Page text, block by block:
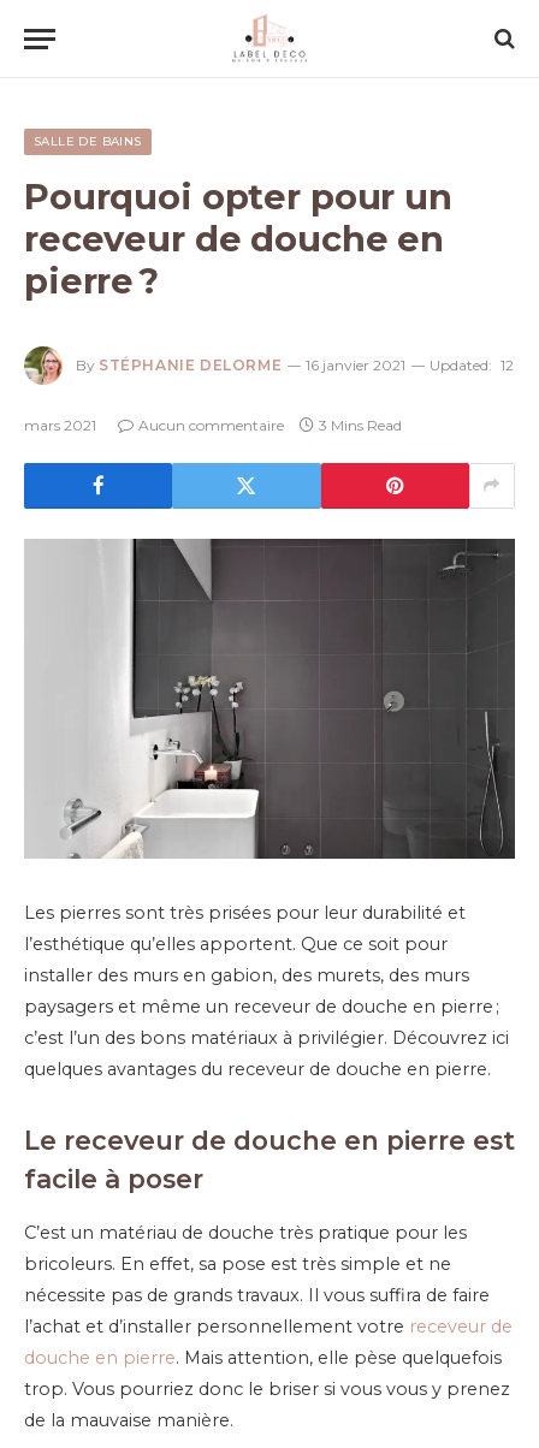
SALLE DE BAINS
Pourquoi opter pour un
receveur de douche en
pierre ?
By STÉPHANIE DELORME 16 janvier 2021 Updated: 12
mars 2021 Aucun commentaire 3 Mins Read
Les pierres sont très prisées pour leur durabilité et
l’esthétique qu’elles apportent. Que ce soit pour
installer des murs en gabion, des murets, des murs
paysagers et même un receveur de douche en pierre ;
c’est l’un des bons matériaux à privilégier. Découvrez ici
quelques avantages du receveur de douche en pierre.
Le receveur de douche en pierre est
facile à poser
C’est un matériau de douche très pratique pour les
bricoleurs. En effet, sa pose est très simple et ne
nécessite pas de grands travaux. Il vous suffira de faire
l’achat et d’installer personnellement votre receveur de
douche en pierre. Mais attention, elle pèse quelquefois
trop. Vous pourriez donc le briser si vous vous y prenez
de la mauvaise manière.